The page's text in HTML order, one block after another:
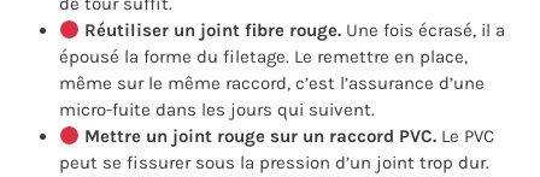
Réutiliser un joint fibre rouge. Une fois écrasé, il a
épousé la forme du filetage. Le remettre en place,
même sur le même raccord, c’est l’assurance d’une
micro-fuite dans les jours qui suivent.
Mettre un joint rouge sur un raccord PVC. Le PVC
peut se fissurer sous la pression d’un joint trop dur.